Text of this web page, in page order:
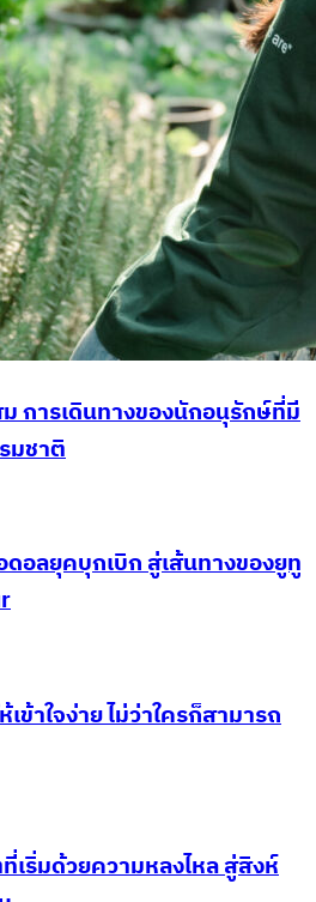
การเดินทางของนักอนุรักษ์ที่มี
มชาติ
อลยุคบุกเบิก สู่เส้นทางของยูทู
ข้าใจง่าย ไม่ว่าใครก็สามารถ
เริ่มด้วยความหลงไหล สู่สิงห์